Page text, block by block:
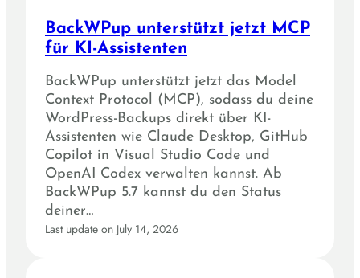
BackWPup unterstützt jetzt MCP
für KI-Assistenten
BackWPup unterstützt jetzt das Model
Context Protocol (MCP), sodass du deine
WordPress-Backups direkt über KI-
Assistenten wie Claude Desktop, GitHub
Copilot in Visual Studio Code und
OpenAI Codex verwalten kannst. Ab
BackWPup 5.7 kannst du den Status
deiner…
Last update on July 14, 2026